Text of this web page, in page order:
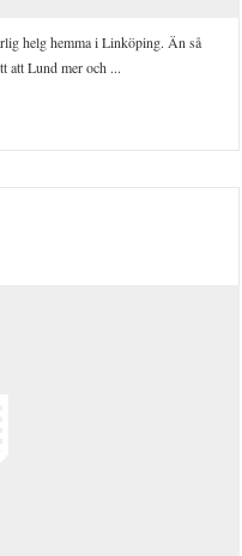
helg hemma i Linköping. Än så
att Lund mer och ...